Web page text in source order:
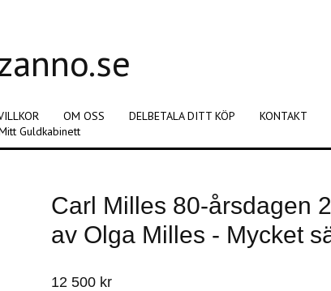
OM OSS DELBETALA DITT KÖP KONTAKT
Guldkabinett
Carl Milles 80-årsdagen
av Olga Milles - Mycket
12 500 kr